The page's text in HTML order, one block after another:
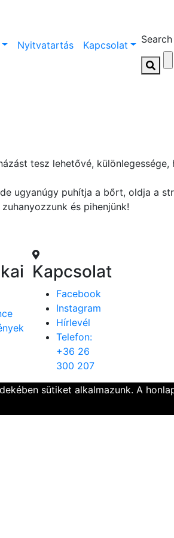
Nyitvatartás Kapcsolat
tesz lehetővé,
ugyanúgy puhítja a bőrt, oldja a
és pihenjünk!
Kapcsolat
Facebook
Instagram
Hírlevél
Telefon:
+36 26
300 207
sütiket alkalmazunk. A